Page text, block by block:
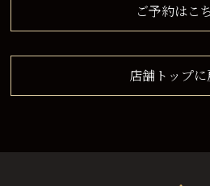
ご予約はこ
店舗トップに